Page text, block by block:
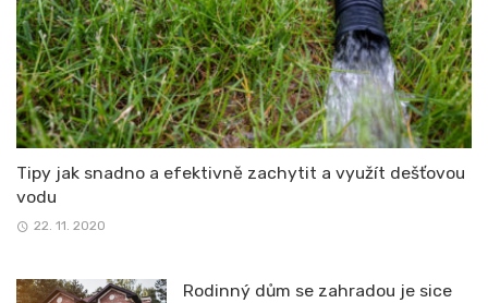
Tipy jak snadno a efektivně zachytit a využít dešťovou
vodu
22. 11. 2020
Rodinný dům se zahradou je sice